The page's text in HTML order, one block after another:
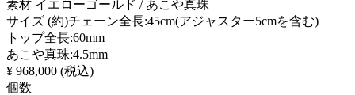
素材 イエローゴールド / あこや真珠
サイズ (約)チェーン全長:45cm(アジャスター5cmを含む)
トップ全長:60mm
あこや真珠:4.5mm
¥ 968,000 (税込)
個数